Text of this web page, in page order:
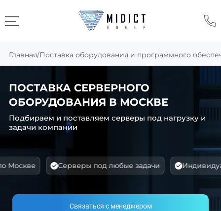
Главная/Поставка оборудования и программного
ПОСТАВКА СЕРВЕРНОГО
ОБОРУДОВАНИЯ В МОСКВЕ
Подбираем и поставляем серверы под нагрузку и
задачи компании
Серверы под любые задачи Индивидуальные
Связаться с менеджером